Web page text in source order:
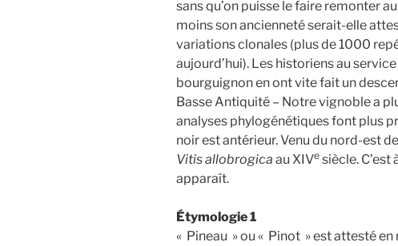
sans qu’on puisse le faire remonter
moins son ancienneté serait-elle
variations clonales (plus de 1000
aujourd’hui). Les historiens au
bourguignon en ont vite fait un
Basse Antiquité – Notre vignoble a
analyses phylogénétiques font plus
noir est antérieur. Venu du nord-est
Vitis allobrogica au XIVe siècle.
apparaît.
Étymologie 1
« Pineau » ou « Pinot » est attesté